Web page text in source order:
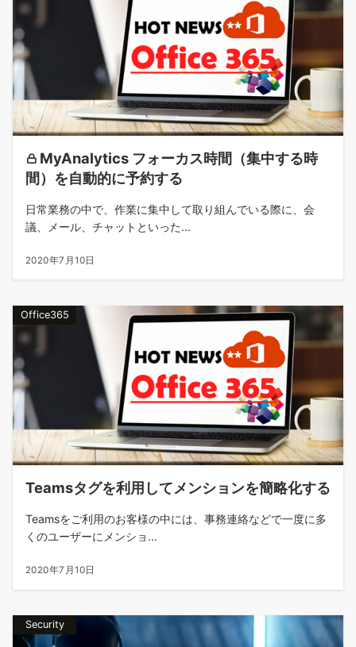
MyAnalytics フォーカス時間（集中する時
間）を自動的に予約する
日常業務の中で、作業に集中して取り組んでいる際に、会
議、メール、チャットといった...
2020年7月10日
Office365
Teamsタグを利用してメンションを簡略化する
Teamsをご利用のお客様の中には、事務連絡などで一度に多
くのユーザーにメンショ...
2020年7月10日
Security